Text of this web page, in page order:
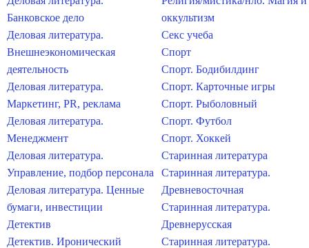
Банковское дело
Деловая литература.
Внешнеэкономическая
деятельность
Деловая литература.
Маркетинг, PR, реклама
Деловая литература.
Менеджмент
Деловая литература.
Управление, подбор персонала
Деловая литература. Ценные
бумаги, инвестиции
Детектив
Детектив. Иронический
оккультизм
Секс учеба
Спорт
Спорт. Бодибилдинг
Спорт. Карточные игры
Спорт. Рыболовный
Спорт. Футбол
Спорт. Хоккей
Старинная литература
Старинная литература.
Древневосточная
Старинная литература.
Древнерусская
Старинная литература.